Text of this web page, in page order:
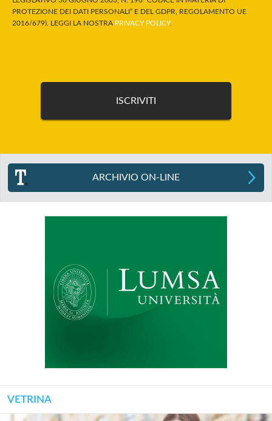
PROTEZIONE DEI DATI PERSONALI” E DEL GDPR, REGOLAMENTO UE
2016/679). LEGGI LA NOSTRA PRIVACY POLICY.
ARCHIVIO ON-LINE
VETRINA